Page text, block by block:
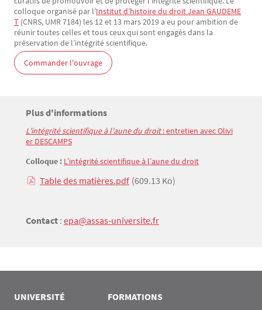
colloque organisé par l’Institut d’histoire du droit Jean GAUDEME
T (CNRS, UMR 7184) les 12 et 13 mars 2019 a eu pour ambition de
réunir toutes celles et tous ceux qui sont engagés dans la
préservation de l’intégrité scientifique.
Commander l'ouvrage
Bloc(s) libre(s)
Titre
Plus d'informations
Texte
L’intégrité scientifique à l’aune du droit : entretien avec Olivi
er DESCAMPS
Colloque : L’intégrité scientifique à l’aune du droit
Table des matières.pdf (609.13 Ko)
Contact : epa@assas-universite.fr
UNIVERSITÉ FORMATIONS